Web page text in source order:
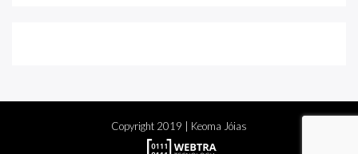
Copyright 2019 | Keoma Jóias